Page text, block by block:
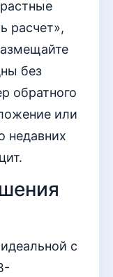
расчет»,
без
обратного
или
недавних
с